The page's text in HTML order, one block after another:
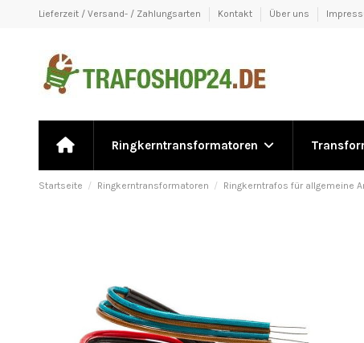
Lieferzeit / Versand- / Zahlungsarten Kontakt Über uns
Ringkerntransformatoren
Startseite Ringkerntransformatoren Ringkerntrafos für allgemeine